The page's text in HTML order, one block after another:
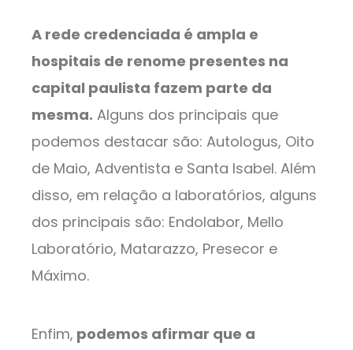
A rede credenciada é ampla e
hospitais de renome presentes na
capital paulista fazem parte da
mesma. Alguns dos principais que
podemos destacar são: Autologus, Oito
de Maio, Adventista e Santa Isabel. Além
disso, em relação a laboratórios, alguns
dos principais são: Endolabor, Mello
Laboratório, Matarazzo, Presecor e
Máximo.
Enfim, podemos afirmar que a